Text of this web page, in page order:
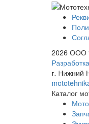
2026 ООО
г. Нижний
Каталог